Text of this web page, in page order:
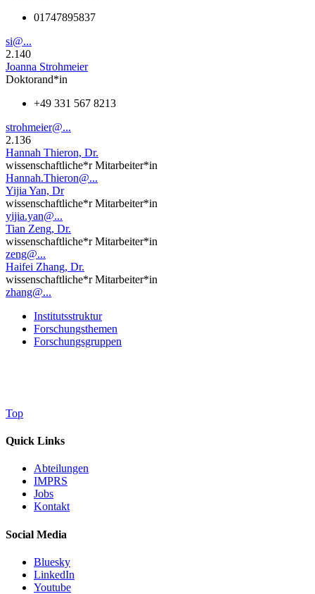
01747895837
si@...
2.140
Joanna Strohmeier
Doktorand*in
+49 331 567 8213
strohmeier@...
2.136
Hannah Thieron, Dr.
wissenschaftliche*r Mitarbeiter*in
Hannah.Thieron@...
Yijia Yan, Dr
wissenschaftliche*r Mitarbeiter*in
yijia.yan@...
Tian Zeng, Dr.
wissenschaftliche*r Mitarbeiter*in
zeng@...
Haifei Zhang, Dr.
wissenschaftliche*r Mitarbeiter*in
zhang@...
Institutsstruktur
Forschungsthemen
Forschungsgruppen
Top
Quick Links
Abteilungen
IMPRS
Jobs
Kontakt
Social Media
Bluesky
LinkedIn
Youtube